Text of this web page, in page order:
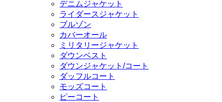
デニムジャケット
ライダースジャケット
ブルゾン
カバーオール
ミリタリージャケット
ダウンベスト
ダウンジャケット/コート
ダッフルコート
モッズコート
ピーコート